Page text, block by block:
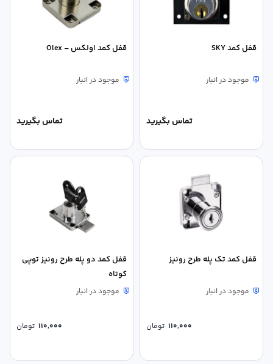
قفل کمد SKY
موجود در انبار
تماس بگیرید
قفل کمد اولکس – Olex
موجود در انبار
تماس بگیرید
قفل کمد تک پله طرح رونیز
موجود در انبار
110,000 تومان
قفل کمد دو پله طرح رونیز توپی
کوتاه
موجود در انبار
110,000 تومان